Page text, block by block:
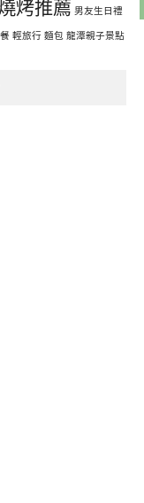
烤推薦 男友生日禮
輕旅行 麵包 龍潭親子景點